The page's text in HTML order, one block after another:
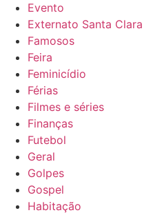
Evento
Externato Santa Clara
Famosos
Feira
Feminicídio
Férias
Filmes e séries
Finanças
Futebol
Geral
Golpes
Gospel
Habitação